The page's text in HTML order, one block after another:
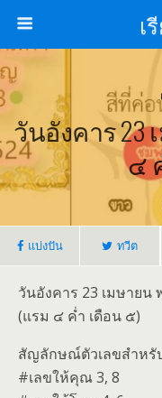
เ
วันอังคาร 23
๔
แบ่งปัน ทวีต
วันอังคาร 23 เมษายน
(แรม ๔ ค่ำ เดือน ๕)
สัญลักษณ์ตัวเลขสำหรั
#เลขให้คุณ 3, 8